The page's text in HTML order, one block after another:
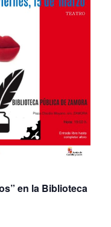
en la Biblioteca